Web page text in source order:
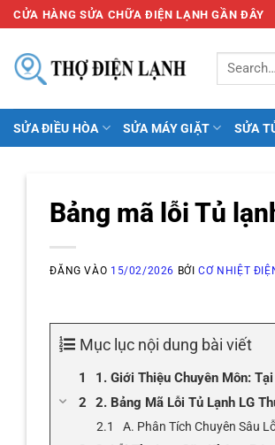
Bỏ
nội
dung
CỬA HÀNG SỬA CHỮA ĐIỆN LẠNH GẦN ĐÂY
SỬA ĐIỀU HÒA SỬA MÁY GIẶT SỬA
Bảng mã lỗi Tủ
ĐĂNG VÀO 15/02/2026 BỞICƠ NHIỆT
Mục lục nội dung bài viết
1. Giới Thiệu Chuyên Môn:
2. Bảng Mã Lỗi Tủ Lạnh LG
A. Phân Tích Chuyên Sâu